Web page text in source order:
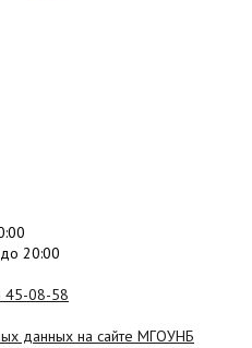
20:00
45-08-58
данных на сайте МГОУНБ